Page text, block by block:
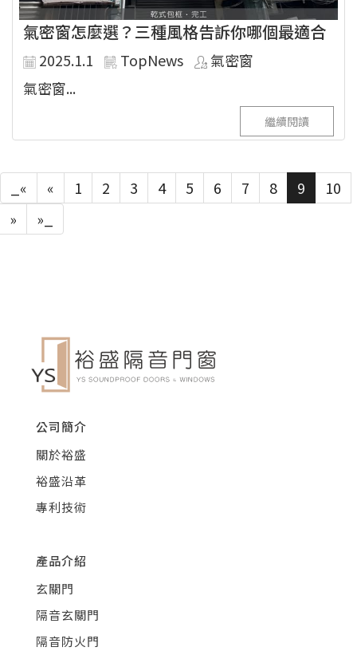
氣密窗怎麼選？三種風格告訴你哪個最適合
2025.1.1 TopNews
氣密窗
氣密窗...
繼續閱讀
_« « 1 2 3 4 5 6 7 8 9
10
»
»_
公司簡介
關於裕盛
裕盛沿革
專利技術
產品介紹
玄關門
隔音玄關門
隔音防火門